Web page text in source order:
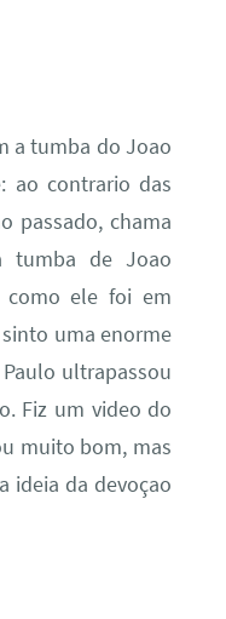
a tumba do Joao
ao contrario das
passado, chama
tumba de Joao
como ele foi em
uma enorme
ultrapassou
Fiz um video do
muito bom, mas
ideia da devoçao